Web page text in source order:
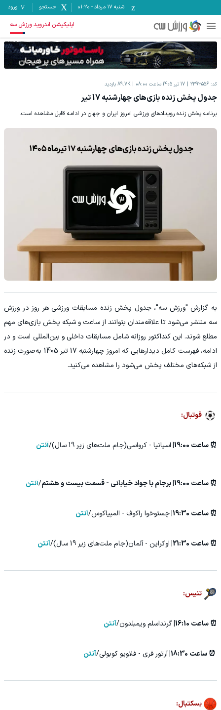
شنبه ۱۷ مرداد -
01:20 جستجو ورود
اپلیکیشن اندروید ورزش سه
کد: 2393556 17 تیر 1405 ساعت 08:00 89.7K بازدید
جدول پخش زنده بازی‌های چهارشنبه 17 تیر
برنامه پخش زنده رویدادهای ورزشی امروز ایران و جهان در ادامه قابل مشاهده است.
به گزارش "ورزش سه"، جدول پخش زنده مسابقات ورزشی هر روز در ورزش
سه منتشر می‌شود تا علاقه‌مندان بتوانند از ساعت و شبکه پخش بازی‌های مهم
مطلع شوند. این کنداکتور روزانه شامل مسابقات داخلی و بین‌المللی است و در
ادامه، فهرست کامل دیدارهایی که امروز چهارشنبه 17 تیر 1405 به‌صورت زنده
از شبکه‌های مختلف پخش می‌شود را مشاهده می‌کنید.
فوتبال:
⏰ ساعت 19:00| اسپانیا - کرواسی(جام ملت‌های زیر 19 سال)/ آنتن
⏰ ساعت 19:00| برجام با جواد خیابانی - قسمت بیست و هشتم /آنتن
⏰ ساعت 19:30| چستوخوا راکوف - المپیاکوس/آنتن
⏰ ساعت 21:30| اوکراین - آلمان(جام ملت‌های زیر 19 سال)/ آنتن
تنیس:
⏰ ساعت 16:10| گرنداسلم ویمبلدون/آنتن
⏰ ساعت 18:30| آرتور فری - فلاویو کوبولی/آنتن
بسکتبال: